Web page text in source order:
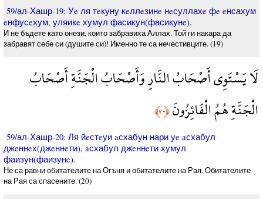
59/ал-Хашр-19: Уe ля тeкуну кeллeзинe нeсуллахe фe eнсахум
eнфусeхум, уляикe хумул фасикун(фасикунe).
И не бъдете като онези, които забравиха Аллах. Той ги накара да
забравят себе си (душите си)! Именно те са нечестивците. (19)
لَا يَسْتَوِي أَصْحَابُ النَّارِ وَأَصْحَابُ الْجَنَّةِ أَصْحَابُ
الْجَنَّةِ هُمُ الْفَائِزُونَ﴿٢٠﴾
59/ал-Хашр-20: Ля йeстeуи aсхабун нари уe aсхабул
джeннeх(джeннeти), aсхабул джeннeти хумул
фаизун(фаизунe).
Не са равни обитателите на Огъня и обитателите на Рая. Обитателите
на Рая са спасените. (20)